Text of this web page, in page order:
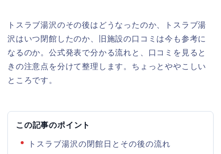
トスラブ湯沢のその後はどうなったのか、トスラブ湯
沢はいつ閉館したのか、旧施設の口コミは今も参考に
なるのか。公式発表で分かる流れと、口コミを見ると
きの注意点を分けて整理します。ちょっとややこしい
ところです。
この記事のポイント
トスラブ湯沢の閉館日とその後の流れ